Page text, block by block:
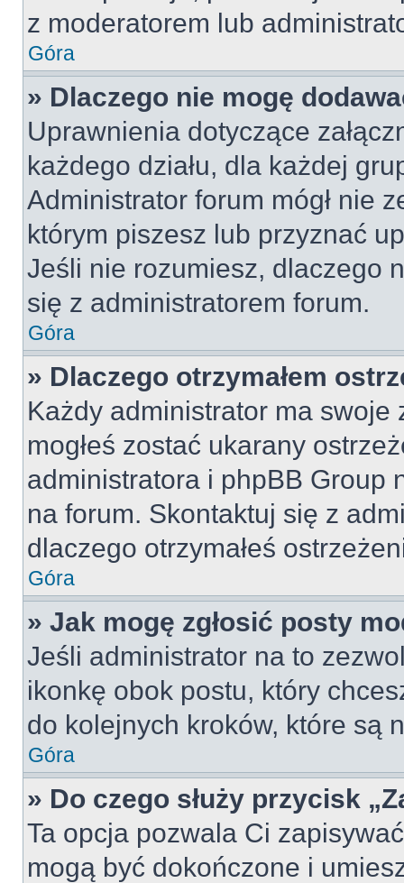
z moderatorem lub
Góra
» Dlaczego nie mogę
Uprawnienia dotyczące
każdego działu, dla każdej
Administrator forum mógł nie
którym piszesz lub przyznać
Jeśli nie rozumiesz, dlaczego
się z administratorem forum.
Góra
» Dlaczego otrzymałem
Każdy administrator ma swoje
mogłeś zostać ukarany
administratora i phpBB Group
na forum. Skontaktuj się z
dlaczego otrzymałeś
Góra
» Jak mogę zgłosić posty
Jeśli administrator na to
ikonkę obok postu, który
do kolejnych kroków, które są
Góra
» Do czego służy przycisk
Ta opcja pozwala Ci
mogą być dokończone i